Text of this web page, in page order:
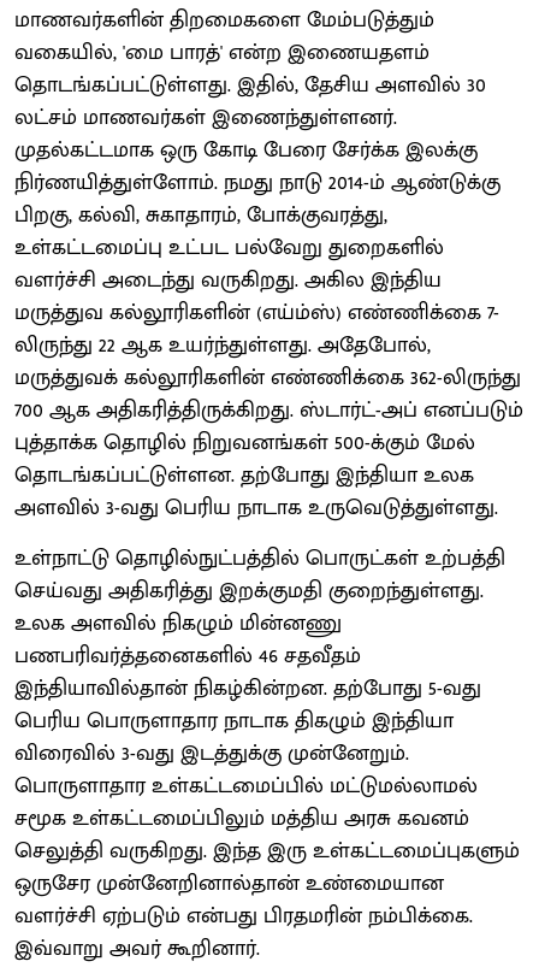
மாணவர்களின் திறமைகளை மேம்படுத்தும்
வகையில், 'மை பாரத்' என்ற இணையதளம்
தொடங்கப்பட்டுள்ளது. இதில், தேசிய அளவில் 30
லட்சம் மாணவர்கள் இணைந்துள்ளனர்.
முதல்கட்டமாக ஒரு கோடி பேரை சேர்க்க இலக்கு
நிர்ணயித்துள்ளோம். நமது நாடு 2014-ம் ஆண்டுக்கு
பிறகு, கல்வி, சுகாதாரம், போக்குவரத்து,
உள்கட்டமைப்பு உட்பட பல்வேறு துறைகளில்
வளர்ச்சி அடைந்து வருகிறது. அகில இந்திய
மருத்துவ கல்லூரிகளின் (எய்ம்ஸ்) எண்ணிக்கை 7-
லிருந்து 22 ஆக உயர்ந்துள்ளது. அதேபோல்,
மருத்துவக் கல்லூரிகளின் எண்ணிக்கை 362-லிருந்து
700 ஆக அதிகரித்திருக்கிறது. ஸ்டார்ட்-அப் எனப்படும்
புத்தாக்க தொழில் நிறுவனங்கள் 500-க்கும் மேல்
தொடங்கப்பட்டுள்ளன. தற்போது இந்தியா உலக
அளவில் 3-வது பெரிய நாடாக உருவெடுத்துள்ளது.
உள்நாட்டு தொழில்நுட்பத்தில் பொருட்கள் உற்பத்தி
செய்வது அதிகரித்து இறக்குமதி குறைந்துள்ளது.
உலக அளவில் நிகழும் மின்னணு
பணபரிவர்த்தனைகளில் 46 சதவீதம்
இந்தியாவில்தான் நிகழ்கின்றன. தற்போது 5-வது
பெரிய பொருளாதார நாடாக திகழும் இந்தியா
விரைவில் 3-வது இடத்துக்கு முன்னேறும்.
பொருளாதார உள்கட்டமைப்பில் மட்டுமல்லாமல்
சமூக உள்கட்டமைப்பிலும் மத்திய அரசு கவனம்
செலுத்தி வருகிறது. இந்த இரு உள்கட்டமைப்புகளும்
ஒருசேர முன்னேறினால்தான் உண்மையான
வளர்ச்சி ஏற்படும் என்பது பிரதமரின் நம்பிக்கை.
இவ்வாறு அவர் கூறினார்.